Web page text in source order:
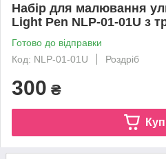
Набір для малювання
Light Pen NLP-01-01U з
Готово до відправки
Код: NLP-01-01U
Роздріб
300 ₴